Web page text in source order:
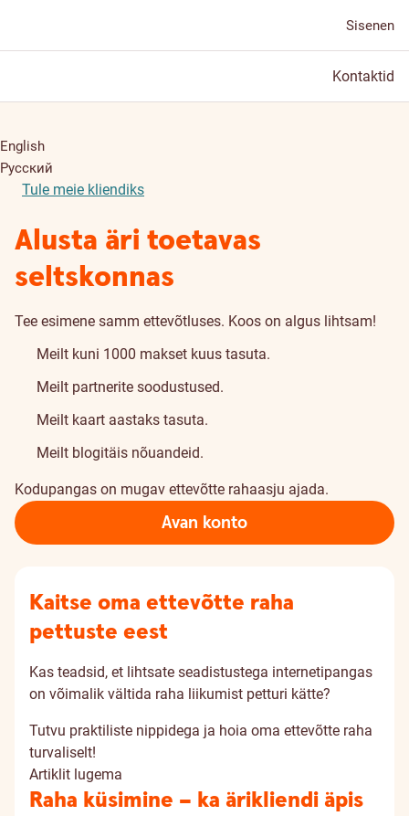
Sisenen
Kontaktid
English
Русский
Tule meie kliendiks
Alusta äri toetavas
seltskonnas
Tee esimene samm ettevõtluses. Koos on algus lihtsam!
Meilt kuni 1000 makset kuus tasuta.
Meilt partnerite soodustused.
Meilt kaart aastaks tasuta.
Meilt blogitäis nõuandeid.
Kodupangas on mugav ettevõtte rahaasju ajada.
Avan konto
Kaitse oma ettevõtte raha
pettuste eest
Kas teadsid, et lihtsate seadistustega internetipangas
on võimalik vältida raha liikumist petturi kätte?
Tutvu praktiliste nippidega ja hoia oma ettevõtte raha
turvaliselt!
Artiklit lugema
Raha küsimine – ka ärikliendi äpis